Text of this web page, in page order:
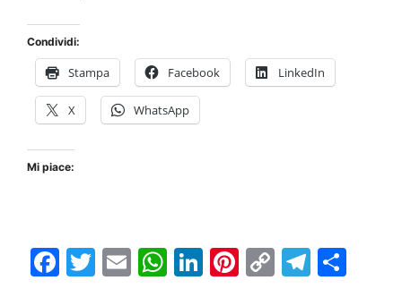
Condividi:
Stampa Facebook LinkedIn
X WhatsApp
Mi piace:
F
T
E
W Li Pi C
T